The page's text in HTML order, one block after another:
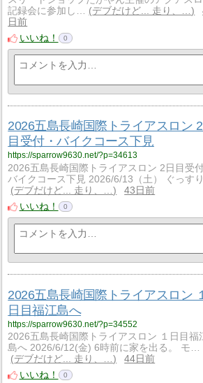
記録会に参加し…
デブだけど... 走り、…
日前
いいね！
0
2026五島長崎国際トライアスロン 2
目受付・バイクコース下見
https://sparrow9630.net/?p=34613
2026五島長崎国際トライアスロン 2日目受付
バイクコース下見 2026/6/13（土） ぐっす
デブだけど... 走り、…
43日前
いいね！
0
2026五島長崎国際トライアスロン
日目福江島へ
https://sparrow9630.net/?p=34552
2026五島長崎国際トライアスロン １日目福
島へ 2026/6/12(金) 6時前に家を出る。 モ…
デブだけど... 走り、…
44日前
いいね！
0